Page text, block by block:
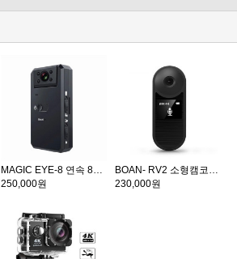
MAGIC EYE-8 연속 8시간촬영 비밀 특수 회전카메라 액션캠 바디캠 스포츠액션용
250,000원
BOAN- RV2 소형캠코더 보안카메라 액션캠 바디캠 멀티형 CAMERA
230,000원